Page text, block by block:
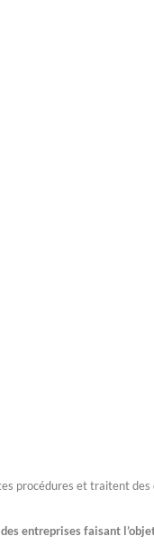
procédures et traitent des
entreprises faisant